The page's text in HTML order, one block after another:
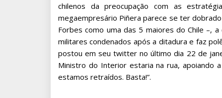
chilenos da preocupação com as
megaempresário Piñera parece se ter
Forbes como uma das 5 maiores do Chile –,
militares condenados após a ditadura e faz
postou em seu twitter no último dia 22 de
Ministro do Interior estaria na rua, apoiando
estamos retraídos. Basta!”.